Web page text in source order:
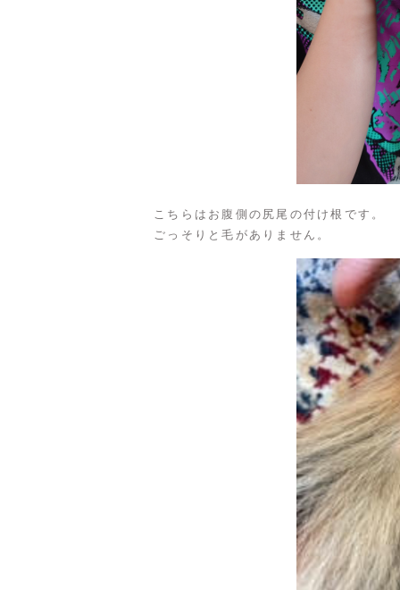
こちらはお腹側の尻尾の付け根です。
ごっそりと毛がありません。